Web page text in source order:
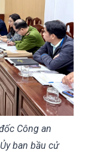
Công an
ban bầu cử